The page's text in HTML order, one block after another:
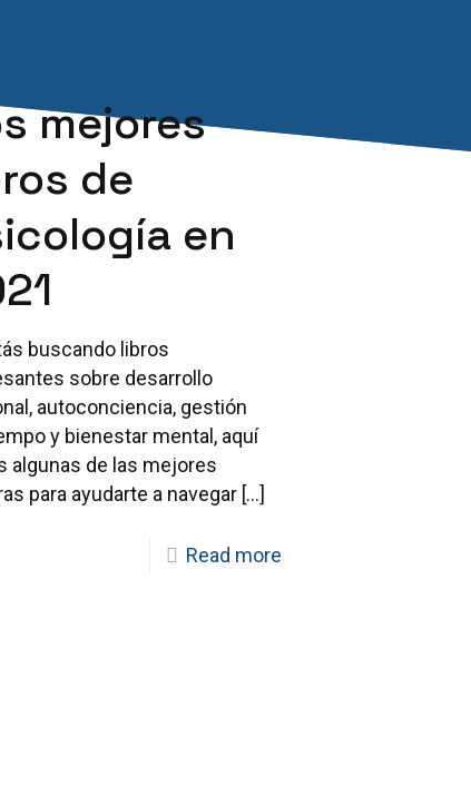
mejores
de
en
buscando libros
sobre desarrollo
autoconciencia, gestión
y bienestar mental, aquí
algunas de las mejores
para ayudarte a navegar […]
Read more